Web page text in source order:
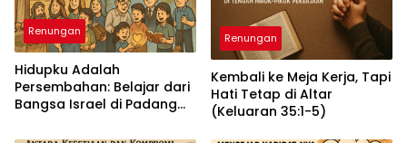
Renungan
Hidupku Adalah
Persembahan: Belajar dari
Bangsa Israel di Padang
Renungan
Kembali ke Meja Kerja, Tapi
Hati Tetap di Altar
(Keluaran 35:1-5)